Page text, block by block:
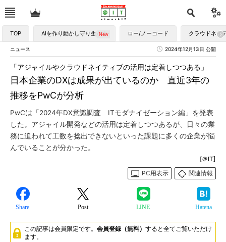
TOP AIを作り動かし守り生かす ロー/ノーコード クラウドネイ
ニュース 2024年12月13日 公開
日本企業のDXは成果が出ているのか 直近3年の
推移をPwCが分析
「アジャイルやクラウドネイティブの活用は定着しつつある」
PwCは「2024年DX意識調査 ITモダナイゼーション編」を発表
した。アジャイル開発などの活用は定着しつつあるが、日々の業
務に追われて工数を捻出できないといった課題に多くの企業が悩
んでいることが分かった。
[＠IT]
PC用表示
関連情報
Share Post LINE Hatena
この記事は会員限定です。 会員登録（無料） すると全てご覧いただけ
ます。